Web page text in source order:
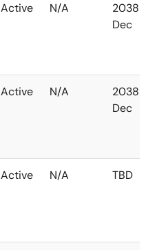
Active N/A
2038
Dec
Active N/A
2038
Dec
Active N/A TBD